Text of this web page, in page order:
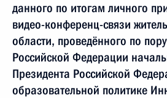
данного по итогам личного
видео-конференц-связи
области, проведённого по
Российской Федерации
Президента Российской
образовательной политике